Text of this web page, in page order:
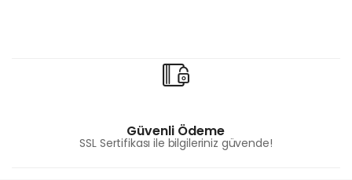
Güvenli Ödeme
SSL Sertifikası ile bilgileriniz güvende!